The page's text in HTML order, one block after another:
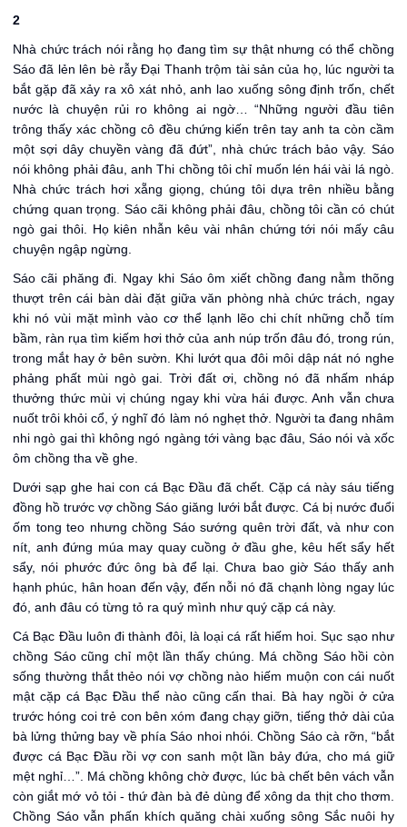
2
Nhà chức trách nói rằng họ đang tìm sự thật nhưng có thể chồng
Sáo đã lẻn lên bè rẫy Đại Thanh trộm tài sản của họ, lúc người ta
bắt gặp đã xảy ra xô xát nhỏ, anh lao xuống sông định trốn, chết
nước là chuyện rủi ro không ai ngờ… “Những người đầu tiên
trông thấy xác chồng cô đều chứng kiến trên tay anh ta còn cầm
một sợi dây chuyền vàng đã đứt”, nhà chức trách bảo vậy. Sáo
nói không phải đâu, anh Thi chồng tôi chỉ muốn lén hái vài lá ngò.
Nhà chức trách hơi xẵng giọng, chúng tôi dựa trên nhiều bằng
chứng quan trọng. Sáo cãi không phải đâu, chồng tôi cần có chút
ngò gai thôi. Họ kiên nhẫn kêu vài nhân chứng tới nói mấy câu
chuyện ngập ngừng.
Sáo cãi phăng đi. Ngay khi Sáo ôm xiết chồng đang nằm thõng
thượt trên cái bàn dài đặt giữa văn phòng nhà chức trách, ngay
khi nó vùi mặt mình vào cơ thể lạnh lẽo chi chít những chỗ tím
bầm, ràn rụa tìm kiếm hơi thở của anh núp trốn đâu đó, trong rún,
trong mắt hay ở bên sườn. Khi lướt qua đôi môi dập nát nó nghe
phảng phất mùi ngò gai. Trời đất ơi, chồng nó đã nhấm nháp
thưởng thức mùi vị chúng ngay khi vừa hái được. Anh vẫn chưa
nuốt trôi khỏi cổ, ý nghĩ đó làm nó nghẹt thở. Người ta đang nhâm
nhi ngò gai thì không ngó ngàng tới vàng bạc đâu, Sáo nói và xốc
ôm chồng tha về ghe.
Dưới sạp ghe hai con cá Bạc Đầu đã chết. Cặp cá này sáu tiếng
đồng hồ trước vợ chồng Sáo giăng lưới bắt được. Cá bị nước đuổi
ốm tong teo nhưng chồng Sáo sướng quên trời đất, và như con
nít, anh đứng múa may quay cuồng ở đầu ghe, kêu hết sẩy hết
sẩy, nói phước đức ông bà để lại. Chưa bao giờ Sáo thấy anh
hạnh phúc, hân hoan đến vậy, đến nỗi nó đã chạnh lòng ngay lúc
đó, anh đâu có từng tỏ ra quý mình như quý cặp cá này.
Cá Bạc Đầu luôn đi thành đôi, là loại cá rất hiếm hoi. Sục sạo như
chồng Sáo cũng chỉ một lần thấy chúng. Má chồng Sáo hồi còn
sống thường thắt thẻo nói vợ chồng nào hiếm muộn con cái nuốt
mật cặp cá Bạc Đầu thể nào cũng cấn thai. Bà hay ngồi ở cửa
trước hóng coi trẻ con bên xóm đang chạy giỡn, tiếng thở dài của
bà lửng thửng bay về phía Sáo nhoi nhói. Chồng Sáo cà rỡn, “bắt
được cá Bạc Đầu rồi vợ con sanh một lần bảy đứa, cho má giữ
mệt nghỉ…”. Má chồng không chờ được, lúc bà chết bên vách vẫn
còn giắt mớ vỏ tỏi - thứ đàn bà đẻ dùng để xông da thịt cho thơm.
Chồng Sáo vẫn phấn khích quăng chài xuống sông Sắc nuôi hy